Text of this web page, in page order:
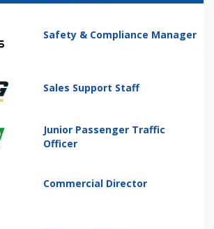
Safety & Compliance Manager
Sales Support Staff
Junior Passenger Traffic
Officer
Commercial Director